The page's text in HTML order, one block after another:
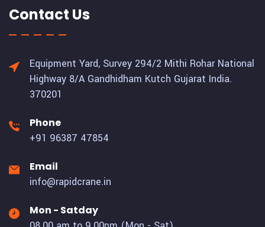
Contact Us
Equipment Yard, Survey 294/2 Mithi Rohar National
Highway 8/A Gandhidham Kutch Gujarat India.
370201
Phone
+91 96387 47854
Email
info@rapidcrane.in
Mon - Satday